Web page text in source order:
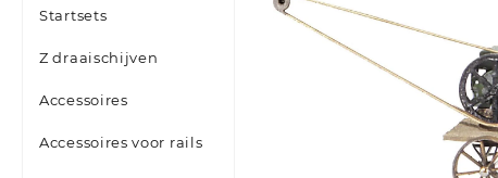
Startsets
Z draaischijven
Accessoires
Accessoires voor rails